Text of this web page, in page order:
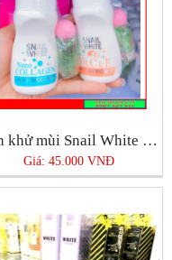
Lăn khử mùi Snail White Thái Lan
Giá: 45.000 VNĐ